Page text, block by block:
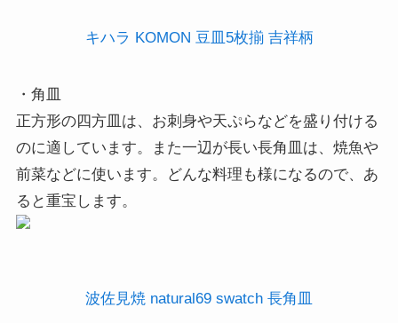
キハラ KOMON 豆皿5枚揃 吉祥柄
・角皿
正方形の四方皿は、お刺身や天ぷらなどを盛り付ける
のに適しています。また一辺が長い長角皿は、焼魚や
前菜などに使います。どんな料理も様になるので、あ
ると重宝します。
波佐見焼 natural69 swatch 長角皿